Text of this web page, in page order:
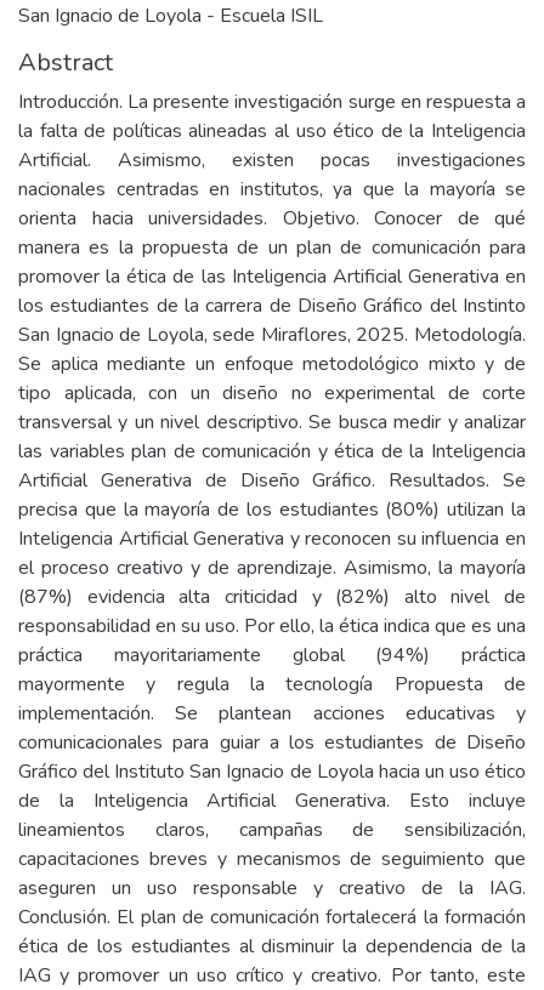
San Ignacio de Loyola - Escuela ISIL
Abstract
Introducción. La presente investigación surge en respuesta a
la falta de políticas alineadas al uso ético de la Inteligencia
Artificial. Asimismo, existen pocas investigaciones
nacionales centradas en institutos, ya que la mayoría se
orienta hacia universidades. Objetivo. Conocer de qué
manera es la propuesta de un plan de comunicación para
promover la ética de las Inteligencia Artificial Generativa en
los estudiantes de la carrera de Diseño Gráfico del Instinto
San Ignacio de Loyola, sede Miraflores, 2025. Metodología.
Se aplica mediante un enfoque metodológico mixto y de
tipo aplicada, con un diseño no experimental de corte
transversal y un nivel descriptivo. Se busca medir y analizar
las variables plan de comunicación y ética de la Inteligencia
Artificial Generativa de Diseño Gráfico. Resultados. Se
precisa que la mayoría de los estudiantes (80%) utilizan la
Inteligencia Artificial Generativa y reconocen su influencia en
el proceso creativo y de aprendizaje. Asimismo, la mayoría
(87%) evidencia alta criticidad y (82%) alto nivel de
responsabilidad en su uso. Por ello, la ética indica que es una
práctica mayoritariamente global (94%) práctica
mayormente y regula la tecnología Propuesta de
implementación. Se plantean acciones educativas y
comunicacionales para guiar a los estudiantes de Diseño
Gráfico del Instituto San Ignacio de Loyola hacia un uso ético
de la Inteligencia Artificial Generativa. Esto incluye
lineamientos claros, campañas de sensibilización,
capacitaciones breves y mecanismos de seguimiento que
aseguren un uso responsable y creativo de la IAG.
Conclusión. El plan de comunicación fortalecerá la formación
ética de los estudiantes al disminuir la dependencia de la
IAG y promover un uso crítico y creativo. Por tanto, este